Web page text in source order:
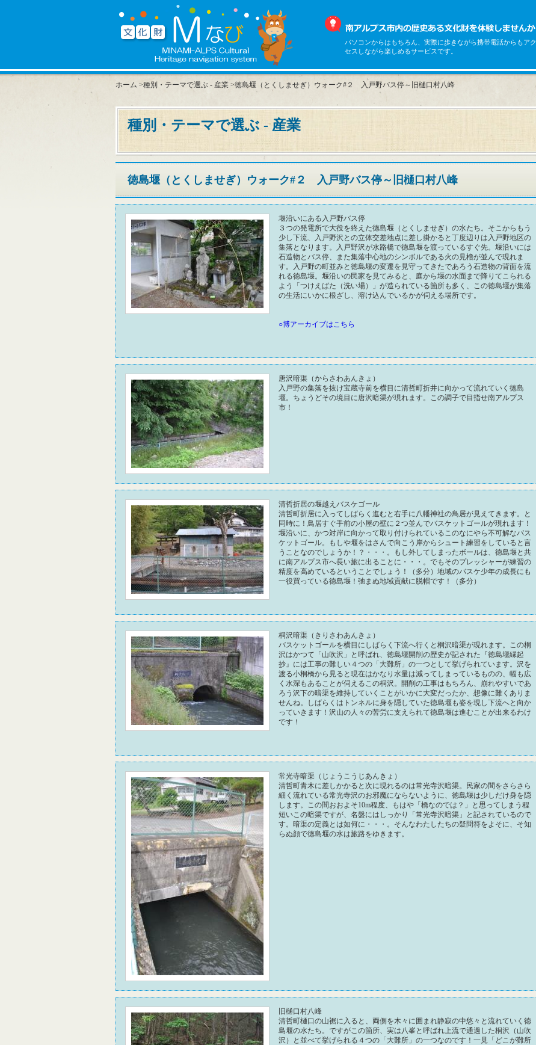
パソコンからはもちろん、実際に歩きながら携帯電話からもアク
セスしながら楽しめるサービスです。
ホーム >種別・テーマで選ぶ - 産業 >徳島堰（とくしませぎ）ウォーク#２ 入戸野バス停～旧樋口村八峰
種別・テーマで選ぶ - 産業
徳島堰（とくしませぎ）ウォーク#２ 入戸野バス停～旧樋口村八峰
堰沿いにある入戸野バス停
３つの発電所で大役を終えた徳島堰（とくしませぎ）の水たち。そこからもう
少し下流、入戸野沢との立体交差地点に差し掛かると丁度辺りは入戸野地区の
集落となります。入戸野沢が水路橋で徳島堰を渡っているすぐ先。堰沿いには
石造物とバス停、また集落中心地のシンボルである火の見櫓が並んで現れま
す。入戸野の町並みと徳島堰の変遷を見守ってきたであろう石造物の背面を流
れる徳島堰。堰沿いの民家を見てみると、庭から堰の水面まで降りてこられる
よう「つけえばた（洗い場）」が造られている箇所も多く、この徳島堰が集落
の生活にいかに根ざし、溶け込んでいるかが伺える場所です。
○博アーカイブはこちら
唐沢暗渠（からさわあんきょ）
入戸野の集落を抜け宝蔵寺前を横目に清哲町折井に向かって流れていく徳島
堰。ちょうどその境目に唐沢暗渠が現れます。この調子で目指せ南アルプス
市！
清哲折居の堰越えバスケゴール
清哲町折居に入ってしばらく進むと右手に八幡神社の鳥居が見えてきます。と
同時に！鳥居すぐ手前の小屋の壁に２つ並んでバスケットゴールが現れます！
堰沿いに、かつ対岸に向かって取り付けられているこのなにやら不可解なバス
ケットゴール。もしや堰をはさんで向こう岸からシュート練習をしていると言
うことなのでしょうか！？・・・。もし外してしまったボールは、徳島堰と共
に南アルプス市へ長い旅に出ることに・・・。でもそのプレッシャーが練習の
精度を高めているということでしょう！（多分）地域のバスケ少年の成長にも
一役買っている徳島堰！弛まぬ地域貢献に脱帽です！（多分）
桐沢暗渠（きりさわあんきょ）
バスケットゴールを横目にしばらく下流へ行くと桐沢暗渠が現れます。この桐
沢はかつて「山吹沢」と呼ばれ、徳島堰開削の歴史が記された『徳島堰縁起
抄』には工事の難しい４つの「大難所」の一つとして挙げられています。沢を
渡る小桐橋から見ると現在はかなり水量は減ってしまっているものの、幅も広
く水深もあることが伺えるこの桐沢。開削の工事はもちろん、崩れやすいであ
ろう沢下の暗渠を維持していくことがいかに大変だったか、想像に難くありま
せんね。しばらくはトンネルに身を隠していた徳島堰も姿を現し下流へと向か
っていきます！沢山の人々の苦労に支えられて徳島堰は進むことが出来るわけ
です！
常光寺暗渠（じょうこうじあんきょ）
清哲町青木に差しかかると次に現れるのは常光寺沢暗渠。民家の間をさらさら
細く流れている常光寺沢のお邪魔にならないように、徳島堰は少しだけ身を隠
します。この間おおよそ10m程度、もはや「橋なのでは？」と思ってしまう程
短いこの暗渠ですが、名盤にはしっかり「常光寺沢暗渠」と記されているので
す。暗渠の定義とは如何に・・・。そんなわたしたちの疑問符をよそに、そ知
らぬ顔で徳島堰の水は旅路をゆきます。
旧樋口村八峰
清哲町樋口の山裾に入ると、両側を木々に囲まれ静寂の中悠々と流れていく徳
島堰の水たち。ですがこの箇所、実は八峯と呼ばれ上流で通過した桐沢（山吹
沢）と並べて挙げられる４つの「大難所」の一つなのです！一見「どこが難所